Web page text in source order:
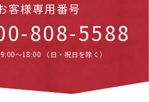
客様専用番号
808-5588
～18:00 （日・祝日を除く）